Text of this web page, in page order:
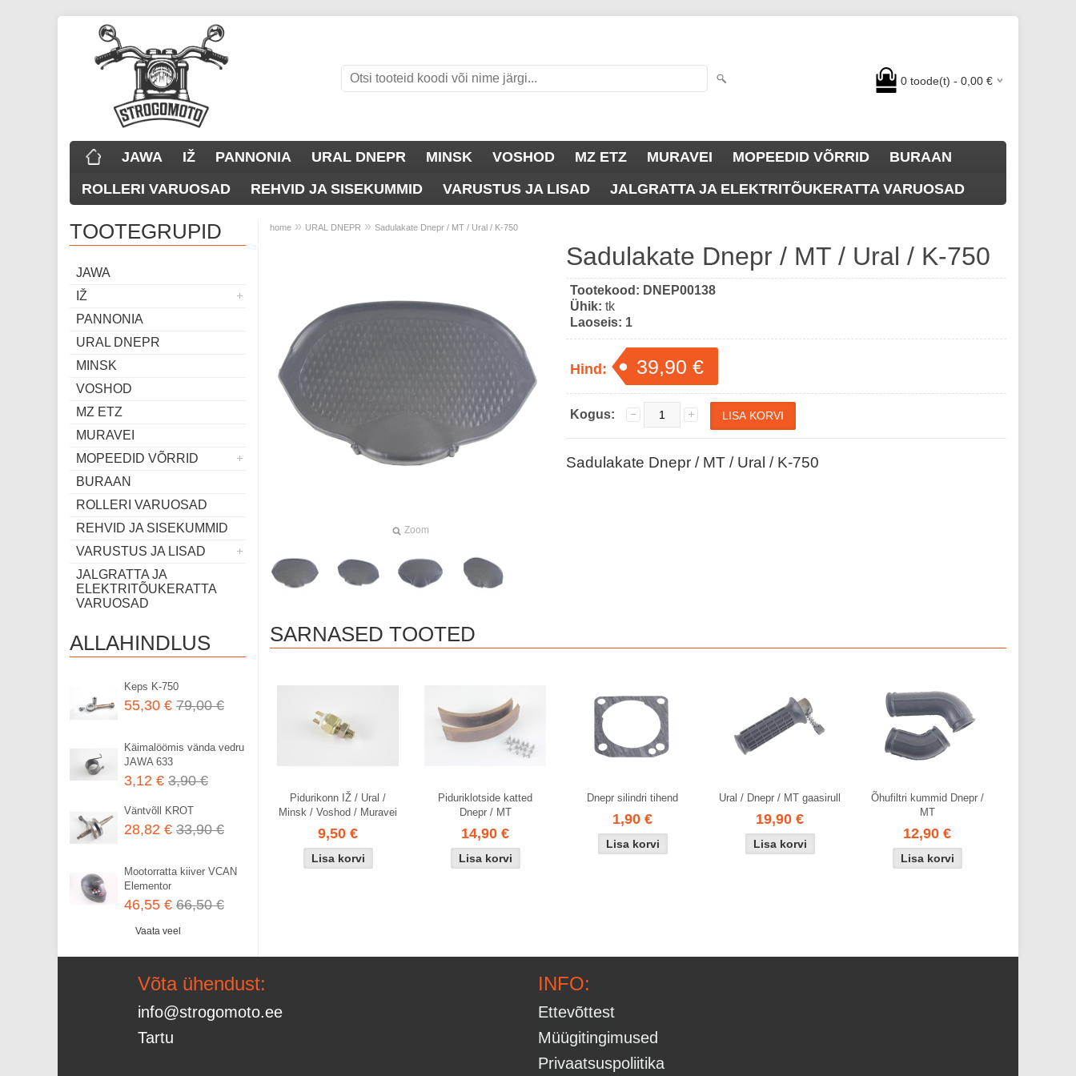
0 toode(t) - 0,00 €
JAWA IŽ PANNONIA URAL DNEPR MINSK VOSHOD MZ ETZ MURAVEI MOPEEDID VÕRRID
BURAAN
ROLLERI VARUOSAD
REHVID JA SISEKUMMID VARUSTUS JA LISAD JALGRATTA JA ELEKTRITÕUKERATTA VARUOSAD
TOOTEGRUPID
JAWA
IŽ
PANNONIA
URAL DNEPR
MINSK
VOSHOD
MZ ETZ
MURAVEI
MOPEEDID VÕRRID
BURAAN
ROLLERI VARUOSAD
REHVID JA SISEKUMMID
VARUSTUS JA LISAD
JALGRATTA JA
ELEKTRITÕUKERATTA
VARUOSAD
ALLAHINDLUS
Keps K-750
55,30 € 79,00 €
Käimalöömis vända vedru
JAWA 633
3,12 € 3,90 €
Väntvõll KROT
28,82 € 33,90 €
Mootorratta kiiver VCAN
Elementor
46,55 € 66,50 €
Vaata veel
home » URAL DNEPR » Sadulakate Dnepr / MT / Ural / K-750
Zoom
Sadulakate Dnepr / MT / Ural / K-750
Tootekood: DNEP00138
Ühik: tk
Laoseis: 1
Hind: 39,90 €
Kogus:
Sadulakate Dnepr / MT / Ural / K-750
SARNASED TOOTED
Pidurikonn IŽ / Ural /
Minsk / Voshod / Muravei
9,50 €
Piduriklotside katted
Dnepr / MT
14,90 €
Dnepr silindri tihend
1,90 €
Ural / Dnepr / MT gaasirull
19,90 €
Õhufiltri kummid Dnepr /
MT
12,90 €
Võta ühendust:
info@strogomoto.ee
Tartu
INFO:
Ettevõttest
Müügitingimused
Privaatsuspoliitika